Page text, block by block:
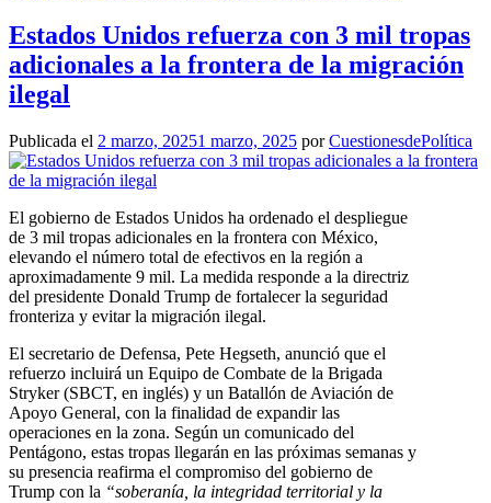
Estados Unidos refuerza con 3 mil tropas
adicionales a la frontera de la migración
ilegal
Publicada el 2 marzo, 20251 marzo, 2025 porCuestionesdePolítica
El gobierno de Estados Unidos ha ordenado el despliegue
de 3 mil tropas adicionales en la frontera con México,
elevando el número total de efectivos en la región a
aproximadamente 9 mil. La medida responde a la directriz
del presidente Donald Trump de fortalecer la seguridad
fronteriza y evitar la migración ilegal.
El secretario de Defensa, Pete Hegseth, anunció que el
refuerzo incluirá un Equipo de Combate de la Brigada
Stryker (SBCT, en inglés) y un Batallón de Aviación de
Apoyo General, con la finalidad de expandir las
operaciones en la zona. Según un comunicado del
Pentágono, estas tropas llegarán en las próximas semanas y
su presencia reafirma el compromiso del gobierno de
Trump con la “soberanía, la integridad territorial y la